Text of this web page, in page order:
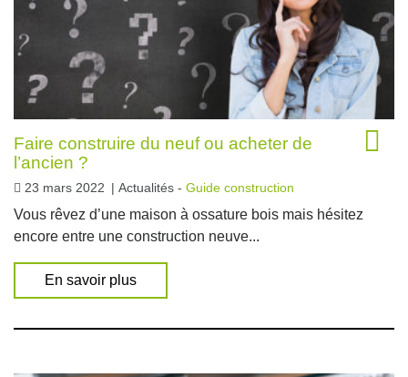
Faire construire du neuf ou acheter de
l’ancien ?
23 mars 2022 | Actualités - Guide construction
Vous rêvez d’une maison à ossature bois mais hésitez
encore entre une construction neuve...
En savoir plus